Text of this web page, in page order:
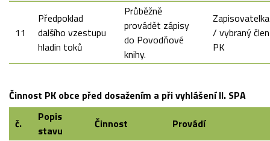
11
Předpoklad
dalšího vzestupu
hladin toků
Průběžně
provádět zápisy
do Povodňové
knihy.
Zapisovatelka
/ vybraný člen
PK
Činnost PK obce před dosažením a při vyhlášení II. SPA
č.
Popis
stavu
Činnost Provádí